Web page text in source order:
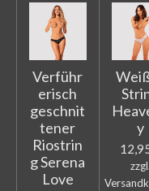
Verführ
erisch
geschnit
tener
Riostrin
g Serena
Love
y
zzgl.